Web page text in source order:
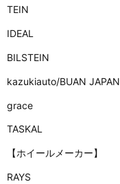
TEIN
IDEAL
BILSTEIN
kazukiauto/BUAN JAPAN
grace
TASKAL
【ホイールメーカー】
RAYS